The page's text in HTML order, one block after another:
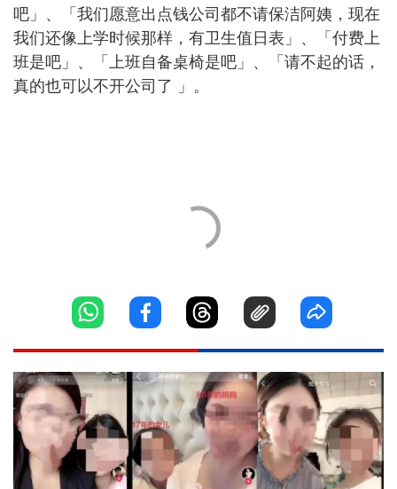
吧」、「我们愿意出点钱公司都不请保洁阿姨，现在
我们还像上学时候那样，有卫生值日表」、「付费上
班是吧」、「上班自备桌椅是吧」、「请不起的话，
真的也可以不开公司了 」。